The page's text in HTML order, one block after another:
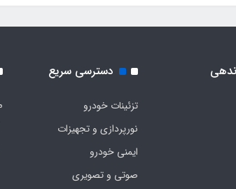
دسترسی سریع
تزئینات خودرو
نورپردازی و تجهیزات
ایمنی خودرو
صوتی و تصویری